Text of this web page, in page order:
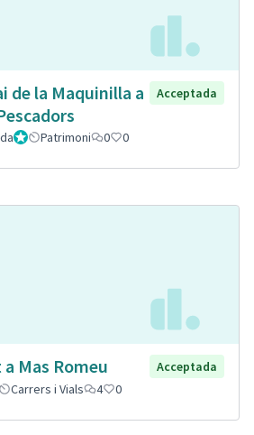
de la Maquinilla a
Acceptada
Administrador
Patrimoni 0 0
Mas Romeu
Acceptada
Carrers i Vials 4 0